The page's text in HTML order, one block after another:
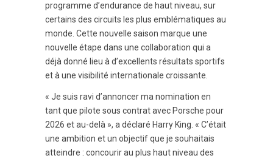
programme d’endurance de haut niveau, sur
certains des circuits les plus emblématiques au
monde. Cette nouvelle saison marque une
nouvelle étape dans une collaboration qui a
déjà donné lieu à d’excellents résultats sportifs
et à une visibilité internationale croissante.
« Je suis ravi d’annoncer ma nomination en
tant que pilote sous contrat avec Porsche pour
2026 et au-delà », a déclaré Harry King. « C’était
une ambition et un objectif que je souhaitais
atteindre : concourir au plus haut niveau des